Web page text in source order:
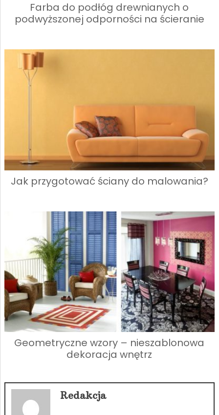
Farba do podłóg drewnianych o
podwyższonej odporności na ścieranie
Jak przygotować ściany do malowania?
Geometryczne wzory – nieszablonowa
dekoracja wnętrz
Redakcja